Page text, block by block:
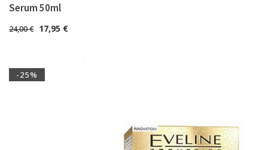
Serum 50ml
24,00€ 17,95 €
-25%